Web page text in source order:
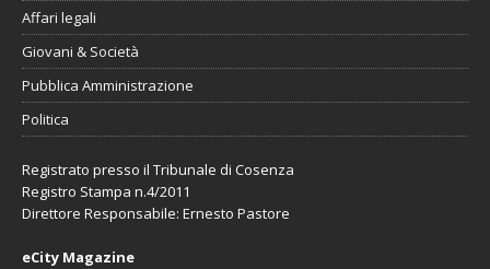
Affari legali
Giovani & Società
Pubblica Amministrazione
Politica
Registrato presso il Tribunale di Cosenza
Registro Stampa n.4/2011
Direttore Responsabile: Ernesto Pastore
eCity Magazine